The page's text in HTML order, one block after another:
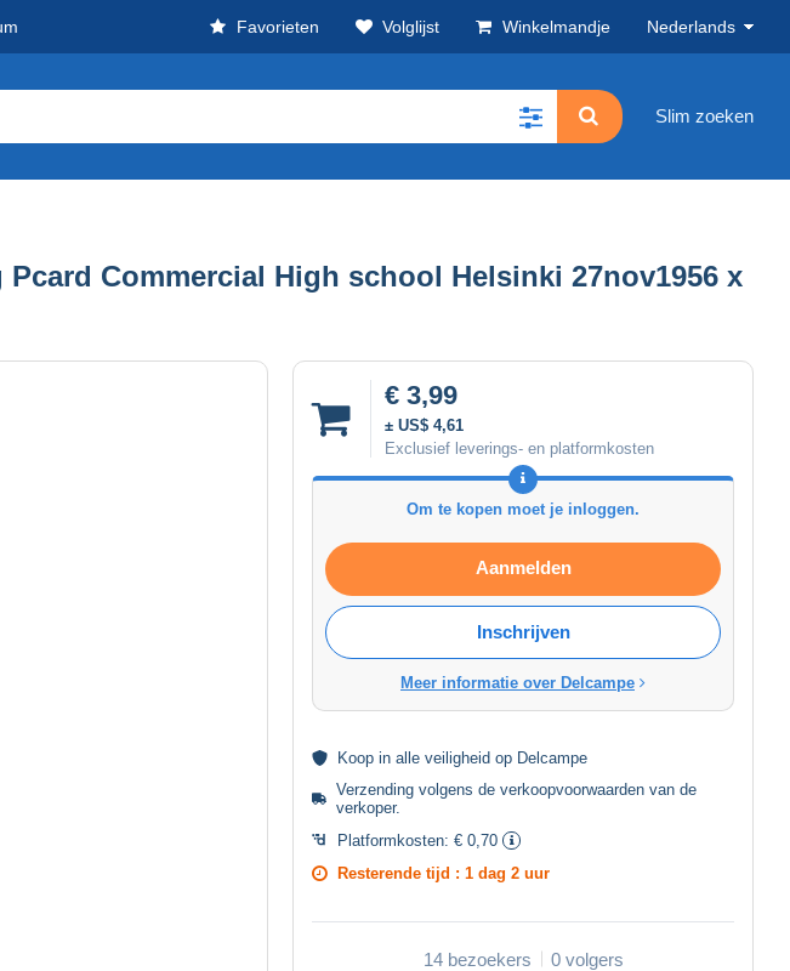
Favorieten Volglijst Winkelmandje Nederlands
Slim zoeken
Commercial High school Helsinki 27nov1956 x
€ 3,99
± US$ 4,61
Exclusief leverings- en platformkosten
Om te kopen moet je inloggen.
Aanmelden
Inschrijven
Meer informatie over Delcampe
Koop in alle veiligheid op Delcampe
Verzending volgens deverkoopvoorwaarden van de
verkoper.
Platformkosten: € 0,70
Resterende tijd : 1 dag 2 uur
14 bezoekers 0 volgers